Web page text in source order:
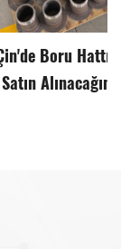
Rekabetçi